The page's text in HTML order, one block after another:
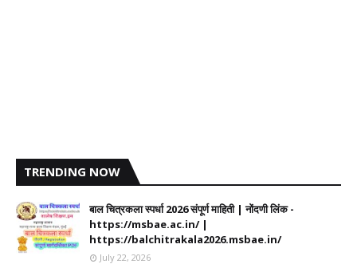
TRENDING NOW
बाल चित्रकला स्पर्धा 2026 संपूर्ण माहिती | नोंदणी लिंक -
https://msbae.ac.in/ |
https://balchitrakala2026.msbae.in/
July 22, 2026